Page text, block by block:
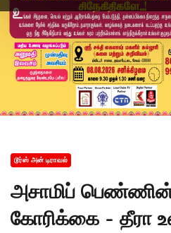
டூர்ஸ் அன் டிராவல்
அசாமிப் பெண்ணின்
கோரிக்கை - தீரா